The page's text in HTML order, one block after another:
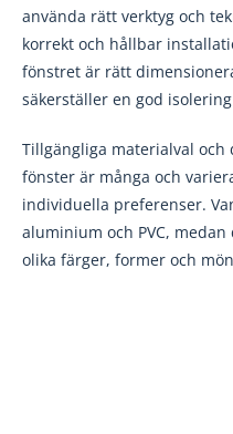
använda rätt verktyg och
korrekt och hållbar
fönstret är rätt
säkerställer en god
Tillgängliga materialval
fönster är många och
individuella preferenser.
aluminium och PVC,
olika färger, former och